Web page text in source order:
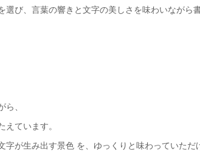
選び、言葉の響きと文字の美しさを味わいながら書
、
ています。
が生み出す景色 を、ゆっくりと味わっていただ